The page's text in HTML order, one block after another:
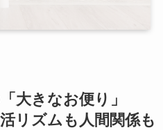
大きなお便り」
リズムも人間関係も